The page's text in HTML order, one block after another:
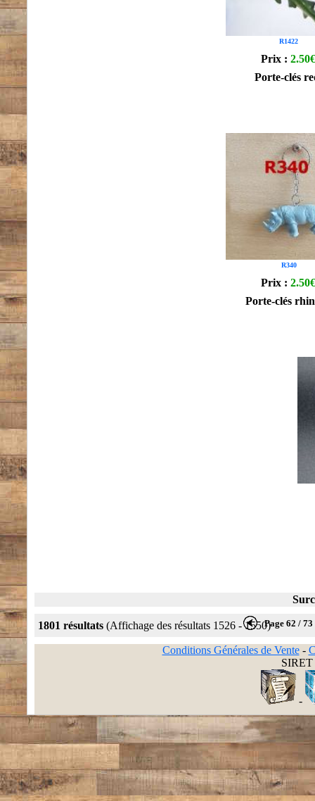
R1422
Prix : 2.50€
Porte-clés
R340
Prix : 2.50€
Porte-clés
1801 résultats (Affichage des résultats 1526 - 1550)Page 62 / 73
Conditions Générales de Vente-
SIRET
-